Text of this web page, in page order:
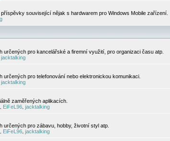
související nějak s hardwarem pro Windows Mobile zařízení.
určených pro kancelářské a firemní využití, pro organizaci času atp.
jacktalking
určených pro telefonování nebo elektronickou komunikaci.
jacktalking
zaměřených aplikacích.
EiFeL96 jacktalking
určených pro zábavu, hobby, životní styl atp.
EiFeL96 jacktalking